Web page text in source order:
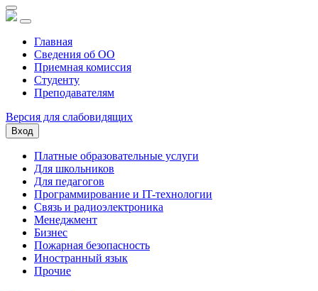
Главная
Сведения об ОО
Приемная комиссия
Студенту
Преподавателям
Версия для слабовидящих
Вход
Платные образовательные услуги
Для школьников
Для педагогов
Программирование и IT-технологии
Связь и радиоэлектроника
Менеджмент
Бизнес
Пожарная безопасность
Иностранный язык
Прочие